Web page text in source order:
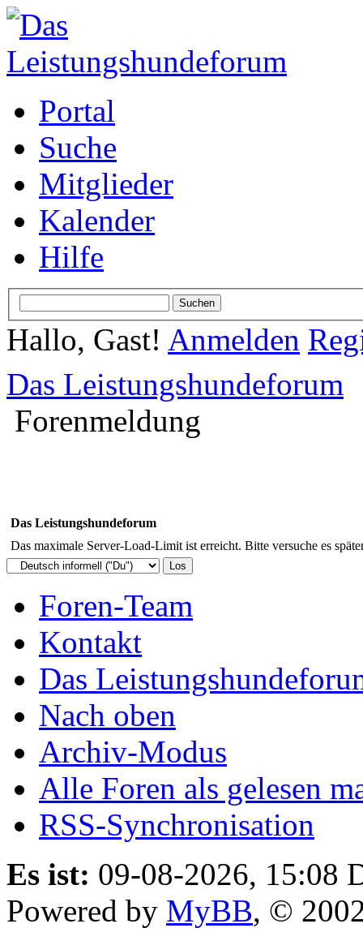
Portal
Suche
Mitglieder
Kalender
Hilfe
Hallo, Gast! Anmelden
Das Leistungshundeforum
Forenmeldung
Das Leistungshundeforum
Das maximale Server-Load-Limit ist erreicht. Bitte versuche es
Foren-Team
Kontakt
Das
Nach oben
Archiv-Modus
Alle Foren als gelesen
RSS-Synchronisation
Es ist: 09-08-2026, 15:08
Powered by MyBB, ©